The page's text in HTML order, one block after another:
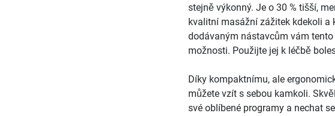
stejně výkonný. Je o 30 % tišší,
kvalitní masážní zážitek kdekoli
dodávaným nástavcům vám
možnosti. Použijte jej k léčbě
Díky kompaktnímu, ale
můžete vzít s sebou kamkoli.
své oblíbené programy a nechat